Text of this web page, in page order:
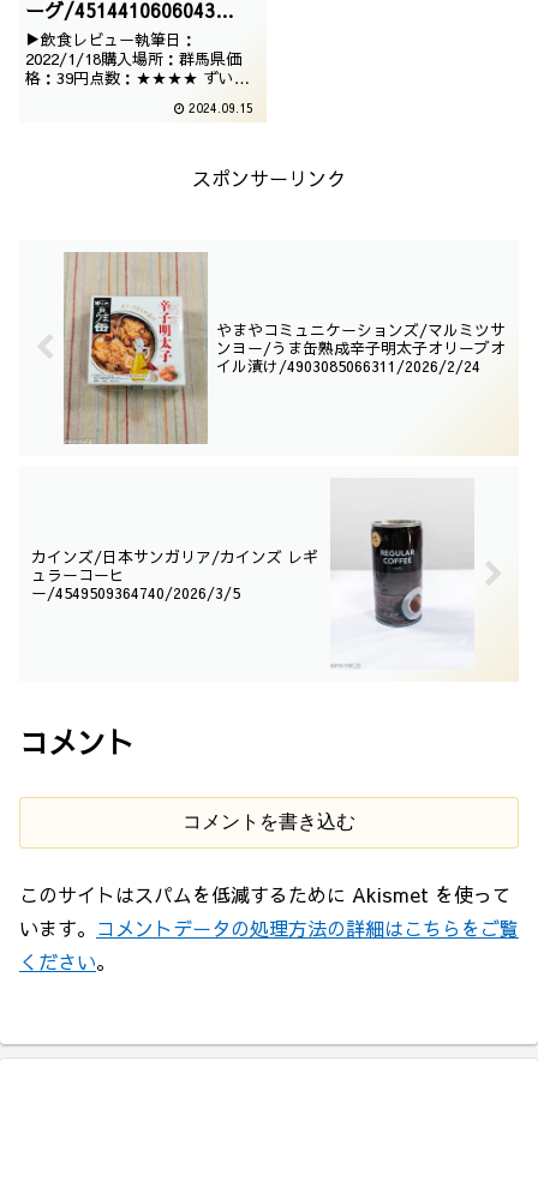
ーグ/4514410606043
/2021/10/27
▶飲食レビュー執筆日：
2022/1/18購入場所：群馬県価
格：39円点数：★★★★ ずいぶ
リーズでございます。高級感あふ
2024.09.15
スポンサーリンク
やまやコミュニケーションズ/マルミツサ
ンヨー/うま缶熟成辛子明太子オリーブオ
イル漬け/4903085066311/2026/2/24
カインズ/日本サンガリア/カインズ レギ
ュラーコーヒ
ー/4549509364740/2026/3/5
コメント
コメントを書き込む
このサイトはスパムを低減するために Akismet を使って
います。 コメントデータの処理方法の詳細はこちらをご覧
ください。